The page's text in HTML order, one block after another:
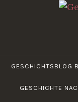
GESCHICHTSBLOG
GESCHICHTE